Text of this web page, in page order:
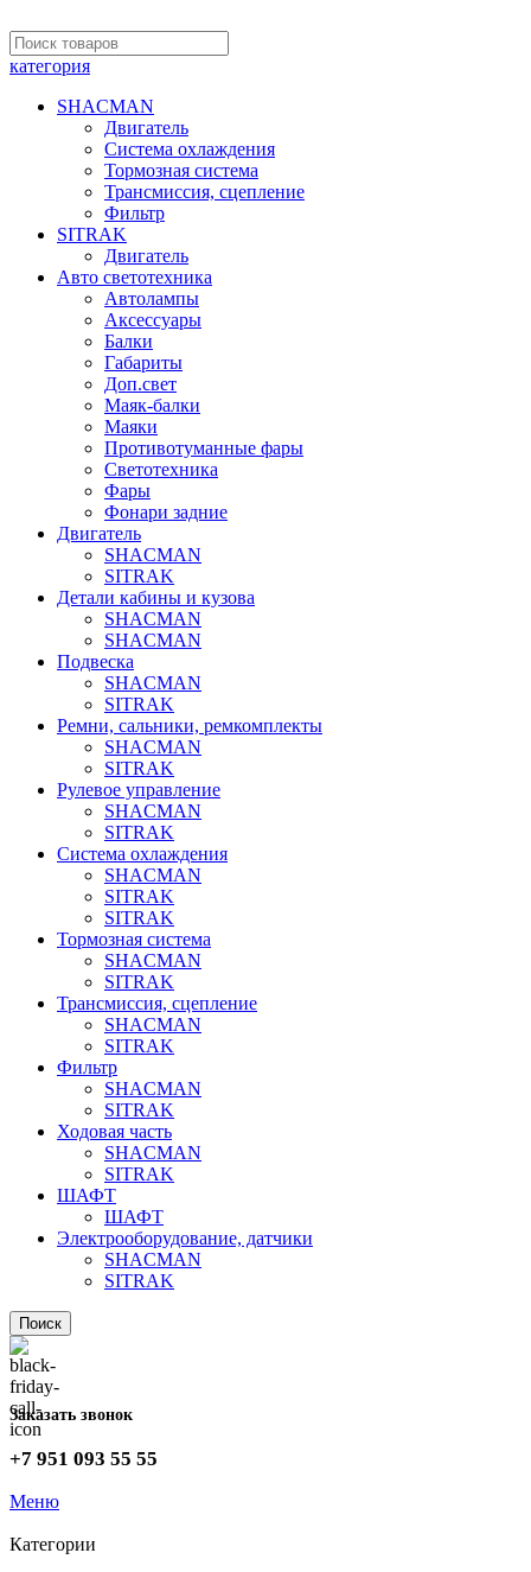
категория
SHACMAN
Двигатель
Система охлаждения
Тормозная система
Трансмиссия, сцепление
Фильтр
SITRAK
Двигатель
Авто светотехника
Автолампы
Аксессуары
Балки
Габариты
Доп.свет
Маяк-балки
Маяки
Противотуманные фары
Светотехника
Фары
Фонари задние
Двигатель
SHACMAN
SITRAK
Детали кабины и кузова
SHACMAN
SHACMAN
Подвеска
SHACMAN
SITRAK
Ремни, сальники, ремкомплекты
SHACMAN
SITRAK
Рулевое управление
SHACMAN
SITRAK
Система охлаждения
SHACMAN
SITRAK
SITRAK
Тормозная система
SHACMAN
SITRAK
Трансмиссия, сцепление
SHACMAN
SITRAK
Фильтр
SHACMAN
SITRAK
Ходовая часть
SHACMAN
SITRAK
ШАФТ
ШАФТ
Электрооборудование, датчики
SHACMAN
SITRAK
Поиск
Заказать звонок
+7 951 093 55 55
Меню
Категории